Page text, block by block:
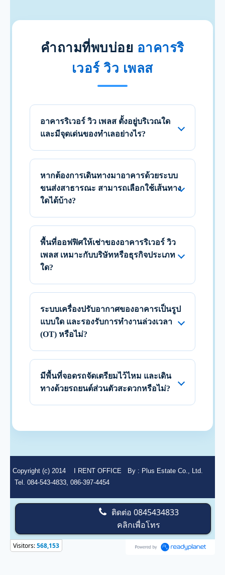
คำถามที่พบบ่อย อาคารริ
เวอร์ วิว เพลส
อาคารริเวอร์ วิว เพลส ตั้งอยู่บริเวณใด
และมีจุดเด่นของทำเลอย่างไร?
หากต้องการเดินทางมาอาคารด้วยระบบ
ขนส่งสาธารณะ สามารถเลือกใช้เส้นทาง
ใดได้บ้าง?
พื้นที่ออฟฟิศให้เช่าของอาคารริเวอร์ วิว
เพลส เหมาะกับบริษัทหรือธุรกิจประเภท
ใด?
ระบบเครื่องปรับอากาศของอาคารเป็นรูป
แบบใด และรองรับการทำงานล่วงเวลา
(OT) หรือไม่?
มีพื้นที่จอดรถจัดเตรียมไว้ไหม และเดิน
ทางด้วยรถยนต์ส่วนตัวสะดวกหรือไม่?
Copyright (c) 2014 I RENT OFFICE By : Plus Estate Co., Ltd.
Tel. 084-543-4833, 086-397-4454
ติดต่อ 0845434833
คลิกเพื่อโทร
Visitors:568,153